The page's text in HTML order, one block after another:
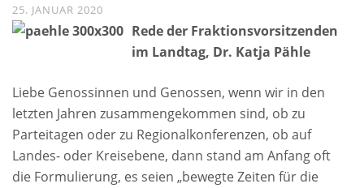
25. JANUAR 2020
Rede der Fraktionsvorsitzenden
im Landtag, Dr. Katja Pähle
Liebe Genossinnen und Genossen, wenn wir in den
letzten Jahren zusammengekommen sind, ob zu
Parteitagen oder zu Regionalkonferenzen, ob auf
Landes- oder Kreisebene, dann stand am Anfang oft
die Formulierung, es seien „bewegte Zeiten für die